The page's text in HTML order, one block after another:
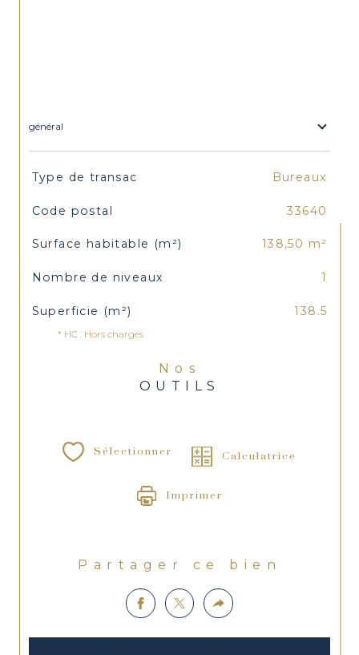
général
TRAD_SIROCCO_Caracteristique
Type de transac Bureaux
Code postal 33640
Surface habitable (m²) 138,50 m²
Nombre de niveaux 1
Superficie (m²) 138.5
* HC : Hors charges
Nos
OUTILS
Sélectionner Calculatrice
Imprimer
Partager ce bien